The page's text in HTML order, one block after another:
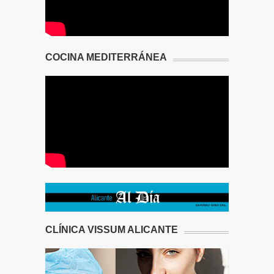
COCINA MEDITERRÁNEA
CLÍNICA VISSUM ALICANTE